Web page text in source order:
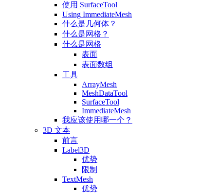
使用 SurfaceTool
Using ImmediateMesh
什么是几何体？
什么是网格？
什么是网格
表面
表面数组
工具
ArrayMesh
MeshDataTool
SurfaceTool
ImmediateMesh
我应该使用哪一个？
3D 文本
前言
Label3D
优势
限制
TextMesh
优势